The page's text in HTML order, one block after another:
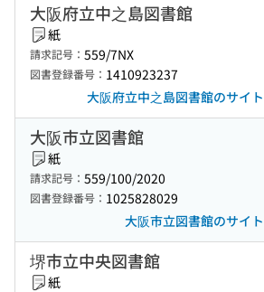
大阪府立中之島図書館
紙
請求記号： 559/7NX
図書登録番号： 1410923237
大阪府立中之島図書館のサイ
大阪市立図書館
紙
請求記号： 559/100/2020
図書登録番号： 1025828029
大阪市立図書館のサイ
堺市立中央図書館
紙